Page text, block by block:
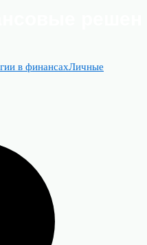
в финансахЛичные